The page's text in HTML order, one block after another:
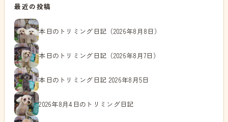
最近の投稿
本日のトリミング日記（2026年8月8日）
本日のトリミング日記（2026年8月7日）
本日のトリミング日記 2026年8月5日
2026年8月4日のトリミング日記